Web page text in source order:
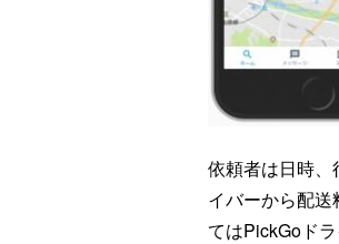
依頼者は日時
イバーから配
てはPickGoド